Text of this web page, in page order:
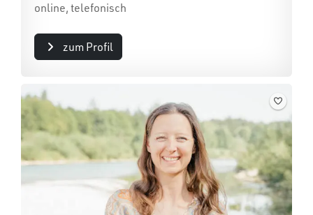
online, telefonisch
zum Profil